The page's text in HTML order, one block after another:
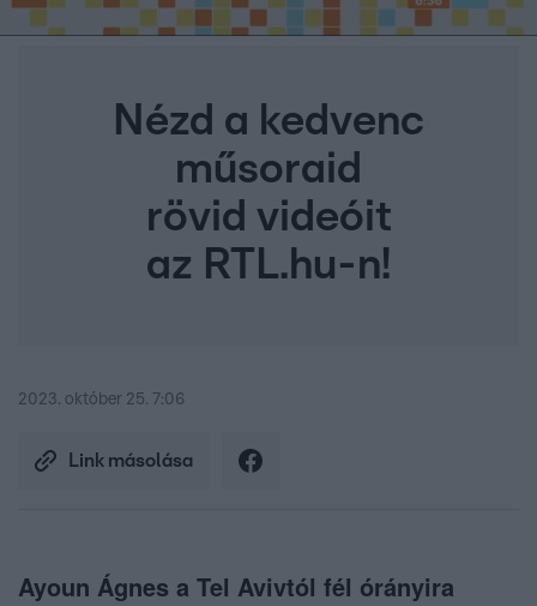
Nézd a kedvenc
műsoraid
rövid videóit
az RTL.hu-n!
2023. október 25. 7:06
Link másolása
Ayoun Ágnes a Tel Avivtól fél órányira